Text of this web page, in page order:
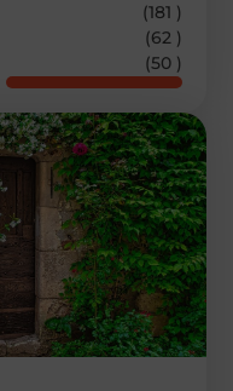
(181 )
(62 )
(50 )